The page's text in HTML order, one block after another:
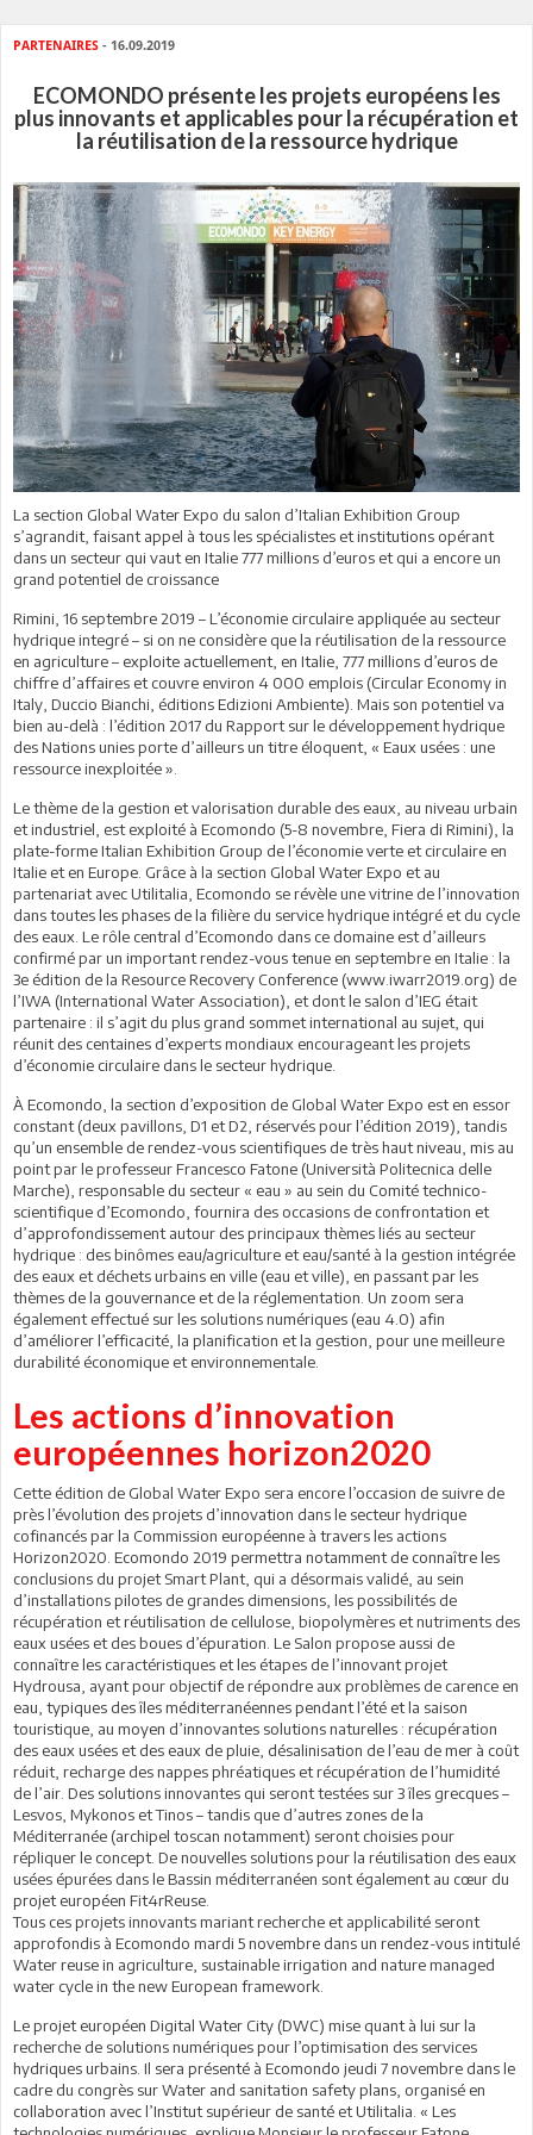
PARTENAIRES - 16.09.2019
ECOMONDO présente les projets européens les
plus innovants et applicables pour la récupération et
la réutilisation de la ressource hydrique
La section Global Water Expo du salon d’Italian Exhibition Group
s’agrandit, faisant appel à tous les spécialistes et institutions opérant
dans un secteur qui vaut en Italie 777 millions d’euros et qui a encore un
grand potentiel de croissance
Rimini, 16 septembre 2019 – L’économie circulaire appliquée au secteur
hydrique integré – si on ne considère que la réutilisation de la ressource
en agriculture – exploite actuellement, en Italie, 777 millions d’euros de
chiffre d’affaires et couvre environ 4 000 emplois (Circular Economy in
Italy, Duccio Bianchi, éditions Edizioni Ambiente). Mais son potentiel va
bien au-delà : l’édition 2017 du Rapport sur le développement hydrique
des Nations unies porte d’ailleurs un titre éloquent, « Eaux usées : une
ressource inexploitée ».
Le thème de la gestion et valorisation durable des eaux, au niveau urbain
et industriel, est exploité à Ecomondo (5-8 novembre, Fiera di Rimini), la
plate-forme Italian Exhibition Group de l’économie verte et circulaire en
Italie et en Europe. Grâce à la section Global Water Expo et au
partenariat avec Utilitalia, Ecomondo se révèle une vitrine de l’innovation
dans toutes les phases de la filière du service hydrique intégré et du cycle
des eaux. Le rôle central d’Ecomondo dans ce domaine est d’ailleurs
confirmé par un important rendez-vous tenue en septembre en Italie : la
3e édition de la Resource Recovery Conference (www.iwarr2019.org) de
l’IWA (International Water Association), et dont le salon d’IEG était
partenaire : il s’agit du plus grand sommet international au sujet, qui
réunit des centaines d’experts mondiaux encourageant les projets
d’économie circulaire dans le secteur hydrique.
À Ecomondo, la section d’exposition de Global Water Expo est en essor
constant (deux pavillons, D1 et D2, réservés pour l’édition 2019), tandis
qu’un ensemble de rendez-vous scientifiques de très haut niveau, mis au
point par le professeur Francesco Fatone (Università Politecnica delle
Marche), responsable du secteur « eau » au sein du Comité technico-
scientifique d’Ecomondo, fournira des occasions de confrontation et
d’approfondissement autour des principaux thèmes liés au secteur
hydrique : des binômes eau/agriculture et eau/santé à la gestion intégrée
des eaux et déchets urbains en ville (eau et ville), en passant par les
thèmes de la gouvernance et de la réglementation. Un zoom sera
également effectué sur les solutions numériques (eau 4.0) afin
d’améliorer l’efficacité, la planification et la gestion, pour une meilleure
durabilité économique et environnementale.
Les actions d’innovation
européennes horizon2020
Cette édition de Global Water Expo sera encore l’occasion de suivre de
près l’évolution des projets d’innovation dans le secteur hydrique
cofinancés par la Commission européenne à travers les actions
Horizon2020. Ecomondo 2019 permettra notamment de connaître les
conclusions du projet Smart Plant, qui a désormais validé, au sein
d’installations pilotes de grandes dimensions, les possibilités de
récupération et réutilisation de cellulose, biopolymères et nutriments des
eaux usées et des boues d’épuration. Le Salon propose aussi de
connaître les caractéristiques et les étapes de l’innovant projet
Hydrousa, ayant pour objectif de répondre aux problèmes de carence en
eau, typiques des îles méditerranéennes pendant l’été et la saison
touristique, au moyen d’innovantes solutions naturelles : récupération
des eaux usées et des eaux de pluie, désalinisation de l’eau de mer à coût
réduit, recharge des nappes phréatiques et récupération de l’humidité
de l’air. Des solutions innovantes qui seront testées sur 3 îles grecques –
Lesvos, Mykonos et Tinos – tandis que d’autres zones de la
Méditerranée (archipel toscan notamment) seront choisies pour
répliquer le concept. De nouvelles solutions pour la réutilisation des eaux
usées épurées dans le Bassin méditerranéen sont également au cœur du
projet européen Fit4rReuse.
Tous ces projets innovants mariant recherche et applicabilité seront
approfondis à Ecomondo mardi 5 novembre dans un rendez-vous intitulé
Water reuse in agriculture, sustainable irrigation and nature managed
water cycle in the new European framework.
Le projet européen Digital Water City (DWC) mise quant à lui sur la
recherche de solutions numériques pour l’optimisation des services
hydriques urbains. Il sera présenté à Ecomondo jeudi 7 novembre dans le
cadre du congrès sur Water and sanitation safety plans, organisé en
collaboration avec l’Institut supérieur de santé et Utilitalia. « Les